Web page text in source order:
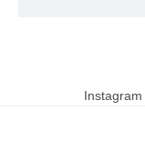
Instagram